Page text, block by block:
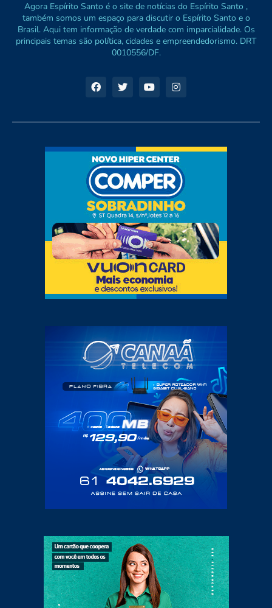
Agora Espírito Santo é o site de notícias do Espírito Santo ,
também somos um espaço para discutir o Espírito Santo e o
Brasil. Aqui tem informação de verdade com imparcialidade. Os
principais temas são política, cidades e empreendedorismo. DRT
0010556/DF.